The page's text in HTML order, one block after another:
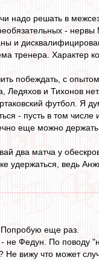
надо решать в
-
и
тренера. Характер
побеждать, с
Ледяхов и Тихонов
футбол. Я
- пусть в том числе
еще можно
два матча у
удержаться, ведь
еще раз.
не Федун. По поводу
Не вижу что может